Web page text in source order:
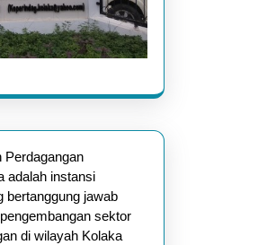
Perdagangan
adalah instansi
bertanggung jawab
sektor
di wilayah Kolaka